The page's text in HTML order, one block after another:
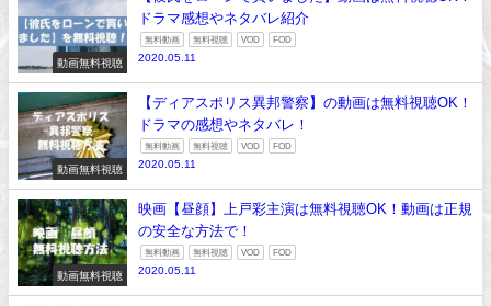
動画無料視聴
ドラマ感想やネタバレ紹介
無料動画 無料視聴 VOD FOD
2020.05.11
動画無料視聴
【ディアスポリス異邦警察】の動画は無料視聴OK！
ドラマの感想やネタバレ！
無料動画 無料視聴 VOD FOD
2020.05.11
動画無料視聴
映画【昼顔】上戸彩主演は無料視聴OK！動画は正規
の安全な方法で！
無料動画 無料視聴 VOD FOD
2020.05.11